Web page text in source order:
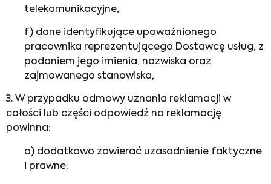
telekomunikacyjne,
f) dane identyfikujące upoważnionego
pracownika reprezentującego Dostawcę usług, z
podaniem jego imienia, nazwiska oraz
zajmowanego stanowiska,
3. W przypadku odmowy uznania reklamacji w
całości lub części odpowiedź na reklamację
powinna:
a) dodatkowo zawierać uzasadnienie faktyczne
i prawne;